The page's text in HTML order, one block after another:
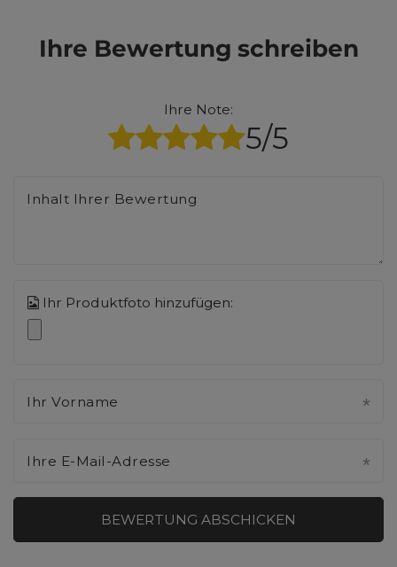
Ihre Bewertung schreiben
Ihre Note:
5/5
Inhalt Ihrer Bewertung
Ihr Produktfoto hinzufügen:
Ihr Vorname
Ihre E-Mail-Adresse
BEWERTUNG ABSCHICKEN